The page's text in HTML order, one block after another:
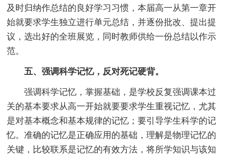
及时归纳作总结的良好学习习惯，本届高一从第一章开
始就要求学生独立进行单元总结，并逐份批改、提出提
议，选出好的全班展览，同时教师供给一份总结以作示
范。
五、强调科学记忆，反对死记硬背。
强调科学记忆，掌握基础，是学校反复强调课本过
关的基本要求从高一开始就要要求学生重视记忆，尤其
是对基本概念和基本规律的记忆；要引导学生科学的记
忆。准确的记忆是正确应用的基础，理解是物理记忆的
关键，比较联系是记忆的有效方法，将所学知识与该知